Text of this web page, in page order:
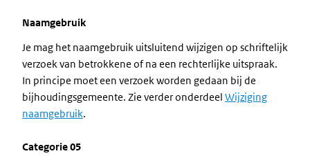
Naamgebruik
Je mag het naamgebruik uitsluitend wijzigen op schriftelijk
verzoek van betrokkene of na een rechterlijke uitspraak.
In principe moet een verzoek worden gedaan bij de
bijhoudingsgemeente. Zie verder onderdeel Wijziging
naamgebruik.
Categorie 05